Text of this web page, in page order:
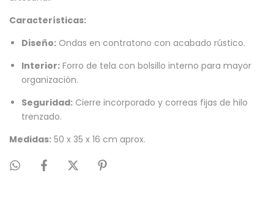
Características:
Diseño: Ondas en contratono con acabado rústico.
Interior: Forro de tela con bolsillo interno para mayor
organización.
Seguridad: Cierre incorporado y correas fijas de hilo
trenzado.
Medidas: 50 x 35 x 16 cm aprox.